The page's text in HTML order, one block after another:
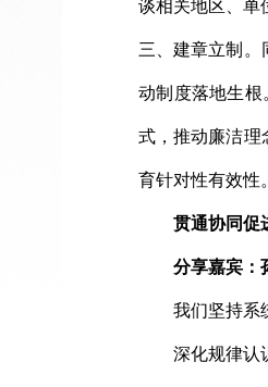
谈相关地区、单
三、建章立制。
动制度落地生
式，推动廉洁理
育针对性有效性。
贯通协同促
分享嘉宾：
我们坚持系
深化规律认